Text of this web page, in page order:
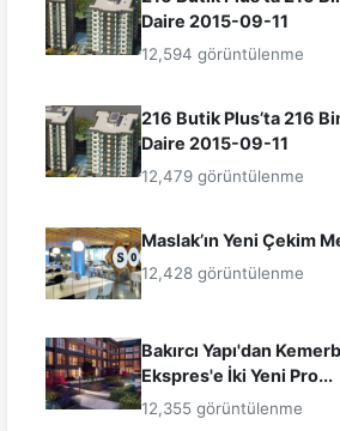
Daire 2015-09-11
12,594 görüntülenme
216 Butik Plus’ta 216
Daire 2015-09-11
12,479 görüntülenme
Maslak’ın Yeni Çekim
12,428 görüntülenme
Bakırcı Yapı'dan
Ekspres'e İki Yeni Pro...
12,355 görüntülenme